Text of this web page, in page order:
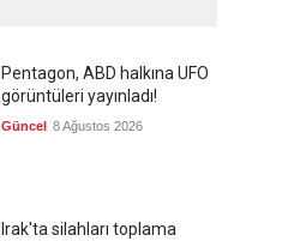
Pentagon, ABD halkına UFO
görüntüleri yayınladı!
Güncel 8 Ağustos 2026
Irak'ta silahları toplama